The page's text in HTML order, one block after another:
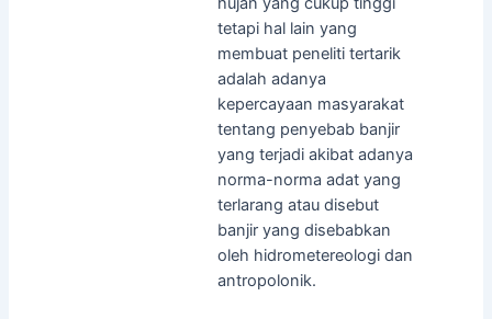
tetapi hal lain yang
membuat peneliti tertarik
adalah adanya
kepercayaan masyarakat
tentang penyebab banjir
yang terjadi akibat adanya
norma-norma adat yang
terlarang atau disebut
banjir yang disebabkan
oleh hidrometereologi dan
antropolonik.